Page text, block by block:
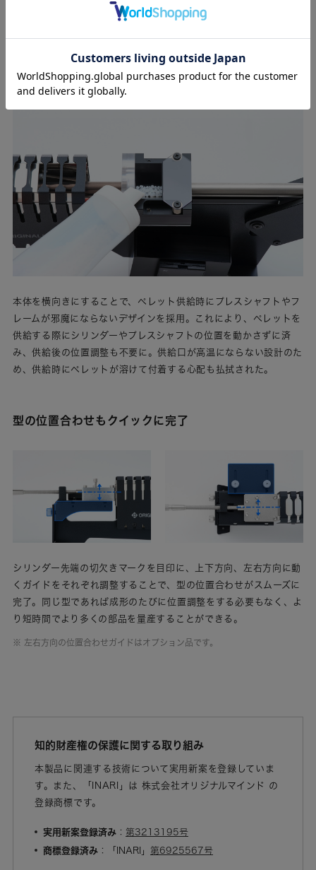
が簡単になり、ストレスフリーな材料交換を実現する。
横置き型デザインでペレット供給もスマート
本体を横向きにすることで、ペレット供給時にプレスシャフトやフ
レームが邪魔にならないデザインを採用。これにより、ペレットを
供給する際にシリンダーやプレスシャフトの位置を動かさずに済
み、供給後の位置調整も不要に。供給口が高温にならない設計のた
め、供給時にペレットが溶けて付着する心配も払拭された。
型の位置合わせもクイックに完了
シリンダー先端の切欠きマークを目印に、上下方向、左右方向に動
くガイドをそれぞれ調整することで、型の位置合わせがスムーズに
完了。同じ型であれば成形のたびに位置調整をする必要もなく、よ
り短時間でより多くの部品を量産することができる。
※ 左右方向の位置合わせガイドはオプション品です。
知的財産権の保護に関する取り組み
本製品に関連する技術について実用新案を登録していま
す。また、「INARI」は 株式会社オリジナルマインド の
登録商標です。
実用新案登録済み ： 第3213195号
商標登録済み ：「INARI」 第6925567号